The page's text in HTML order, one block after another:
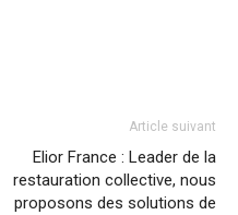
Article suivant
Elior France : Leader de la
restauration collective, nous
proposons des solutions de